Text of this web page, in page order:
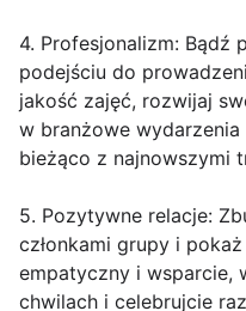
4. Profesjonalizm: Bądź
podejściu do
jakość zajęć, rozwijaj
w branżowe
bieżąco z najnowszymi
5. Pozytywne relacje:
członkami grupy i
empatyczny i wsparcie,
chwilach i celebrujcie